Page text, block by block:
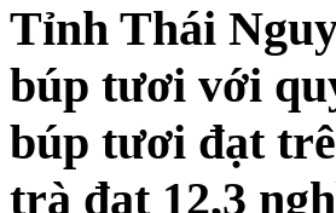
Tỉnh Thái
búp tươi với
búp tươi đạt
trà đạt 12,3